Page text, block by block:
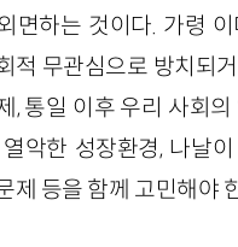
면하는 것이다. 가령
적 무관심으로 방치되
, 통일 이후 우리 사회
악한 성장환경, 나날
제 등을 함께 고민해야